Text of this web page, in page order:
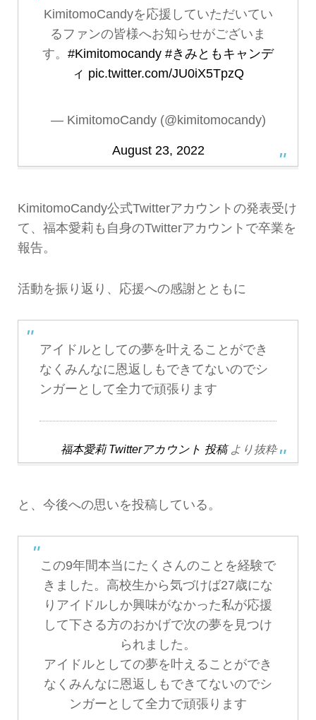
KimitomoCandyを応援していただいてい
るファンの皆様へお知らせがございま
す。 #Kimitomocandy #きみともキャンデ
ィ pic.twitter.com/JU0iX5TpzQ
— KimitomoCandy (@kimitomocandy)
August 23, 2022
KimitomoCandy公式Twitterアカウントの発表受け
て、福本愛莉も自身のTwitterアカウントで卒業を
報告。
活動を振り返り、応援への感謝とともに
アイドルとしての夢を叶えることができ
なくみんなに恩返しもできてないのでシ
ンガーとして全力で頑張ります
福本愛莉 Twitterアカウント 投稿より抜粋
と、今後への思いを投稿している。
この9年間本当にたくさんのことを経験で
きました。高校生から気づけば27歳にな
りアイドルしか興味がなかった私が応援
して下さる方のおかげで次の夢を見つけ
られました。
アイドルとしての夢を叶えることができ
なくみんなに恩返しもできてないのでシ
ンガーとして全力で頑張ります